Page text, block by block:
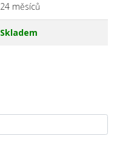
24 měsíců
Skladem